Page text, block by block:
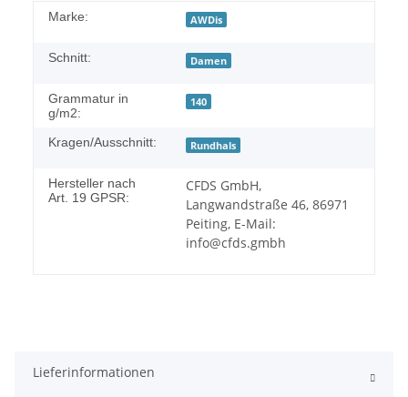
Marke: AWDis
Schnitt: Damen
Grammatur in
g/m2:
140
Kragen/Ausschnitt: Rundhals
Hersteller nach
Art. 19 GPSR:
CFDS GmbH,
Langwandstraße 46, 86971
Peiting, E-Mail:
info@cfds.gmbh
Lieferinformationen